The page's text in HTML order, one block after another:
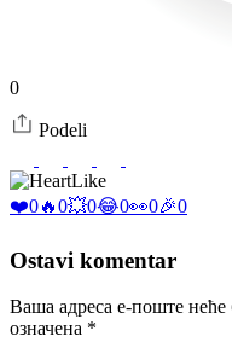
0
Podeli
Like
❤️0🔥0💥0😂0👀0🎉0
Ostavi komentar
Ваша адреса е-поште неће
означена *